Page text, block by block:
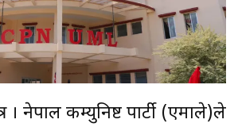
। नेपाल कम्युनिष्ट पार्टी (एमाले)ले